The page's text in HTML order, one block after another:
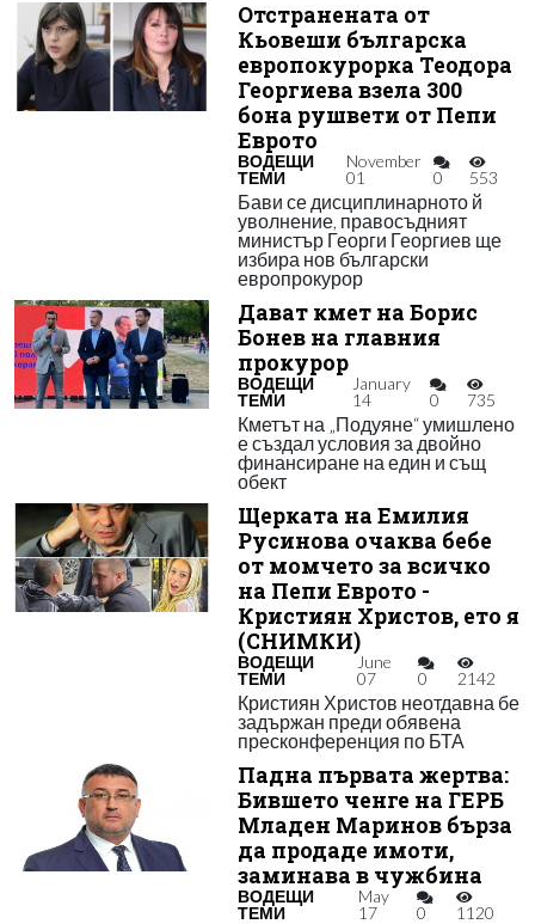
Отстранената от
Кьовеши българска
европокурорка Теодора
Георгиева взела 300
бона рушвети от Пепи
Еврото
ВОДЕЩИ
ТЕМИ
November
01
0 553
Бави се дисциплинарното й
уволнение, правосъдният
министър Георги Георгиев ще
избира нов български
европрокурор
Дават кмет на Борис
Бонев на главния
прокурор
ВОДЕЩИ
ТЕМИ
January
14
0 735
Кметът на „Подуяне“ умишлено
е създал условия за двойно
финансиране на един и същ
обект
Щерката на Емилия
Русинова очаква бебе
от момчето за всичко
на Пепи Еврото -
Кристиян Христов, ето я
(СНИМКИ)
ВОДЕЩИ
ТЕМИ
June
07
0 2142
Кристиян Христов неотдавна бе
задържан преди обявена
пресконференция по БТА
Падна първата жертва:
Бившето ченге на ГЕРБ
Младен Маринов бърза
да продаде имоти,
заминава в чужбина
ВОДЕЩИ
ТЕМИ
May
17
0 1120